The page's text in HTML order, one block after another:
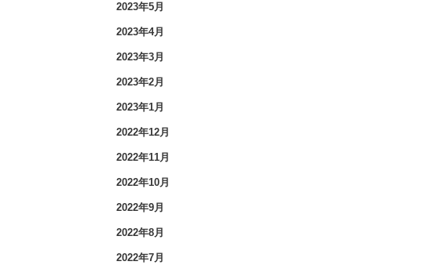
2023年5月
2023年4月
2023年3月
2023年2月
2023年1月
2022年12月
2022年11月
2022年10月
2022年9月
2022年8月
2022年7月